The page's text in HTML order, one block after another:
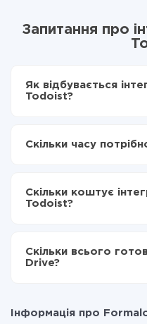
Запитання про
Як відбувається
Todoist?
Вибираєте які дані
Тепер дані будуть
Formaloo в Todoist
Скільки часу
становити від 5-ти до
налаштування займає
Скільки коштує
Todoist?
Ви оплачуєте лише
передаються з однієї
при необхідності.
Скільки всього
Drive?
Інформація про